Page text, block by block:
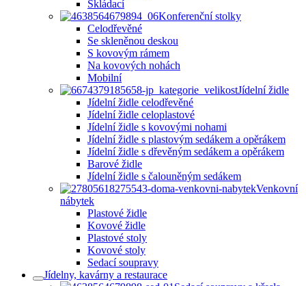
Skládací
Konferenční stolky
Celodřevěné
Se skleněnou deskou
S kovovým rámem
Na kovových nohách
Mobilní
Jídelní židle
Jídelní židle celodřevěné
Jídelní židle celoplastové
Jídelní židle s kovovými nohami
Jídelní židle s plastovým sedákem a opěrákem
Jídelní židle s dřevěným sedákem a opěrákem
Barové židle
Jídelní židle s čalouněným sedákem
Venkovní
nábytek
Plastové židle
Kovové židle
Plastové stoly
Kovové stoly
Sedací soupravy
Jídelny, kavárny a restaurace